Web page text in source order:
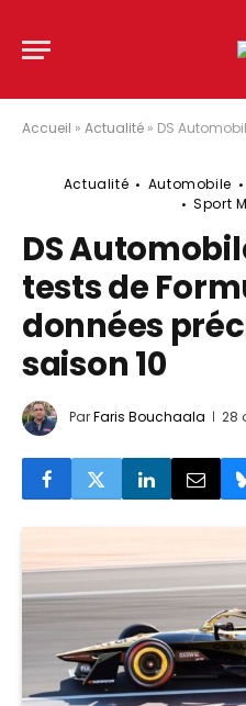
Accueil » Actualité » DS Automobiles clôture
Actualité Automobile
Sport
DS
tests de
données
saison 10
ParFaris Bouchaala 28